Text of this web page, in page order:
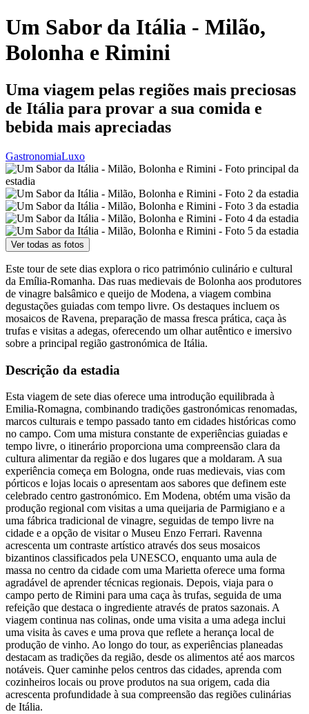
Um Sabor da Itália - Milão,
Bolonha e Rimini
Uma viagem pelas regiões mais preciosas
de Itália para provar a sua comida e
bebida mais apreciadas
GastronomiaLuxo
Ver todas as fotos
Este tour de sete dias explora o rico património culinário e cultural
da Emília-Romanha. Das ruas medievais de Bolonha aos produtores
de vinagre balsâmico e queijo de Modena, a viagem combina
degustações guiadas com tempo livre. Os destaques incluem os
mosaicos de Ravena, preparação de massa fresca prática, caça às
trufas e visitas a adegas, oferecendo um olhar autêntico e imersivo
sobre a principal região gastronómica de Itália.
Descrição da estadia
Esta viagem de sete dias oferece uma introdução equilibrada à
Emilia-Romagna, combinando tradições gastronómicas renomadas,
marcos culturais e tempo passado tanto em cidades históricas como
no campo. Com uma mistura constante de experiências guiadas e
tempo livre, o itinerário proporciona uma compreensão clara da
cultura alimentar da região e dos lugares que a moldaram. A sua
experiência começa em Bologna, onde ruas medievais, vias com
pórticos e lojas locais o apresentam aos sabores que definem este
celebrado centro gastronómico. Em Modena, obtém uma visão da
produção regional com visitas a uma queijaria de Parmigiano e a
uma fábrica tradicional de vinagre, seguidas de tempo livre na
cidade e a opção de visitar o Museu Enzo Ferrari. Ravenna
acrescenta um contraste artístico através dos seus mosaicos
bizantinos classificados pela UNESCO, enquanto uma aula de
massa no centro da cidade com uma Marietta oferece uma forma
agradável de aprender técnicas regionais. Depois, viaja para o
campo perto de Rimini para uma caça às trufas, seguida de uma
refeição que destaca o ingrediente através de pratos sazonais. A
viagem continua nas colinas, onde uma visita a uma adega inclui
uma visita às caves e uma prova que reflete a herança local de
produção de vinho. Ao longo do tour, as experiências planeadas
destacam as tradições da região, desde os alimentos até aos marcos
notáveis. Quer caminhe pelos centros das cidades, aprenda com
cozinheiros locais ou prove produtos na sua origem, cada dia
acrescenta profundidade à sua compreensão das regiões culinárias
de Itália.